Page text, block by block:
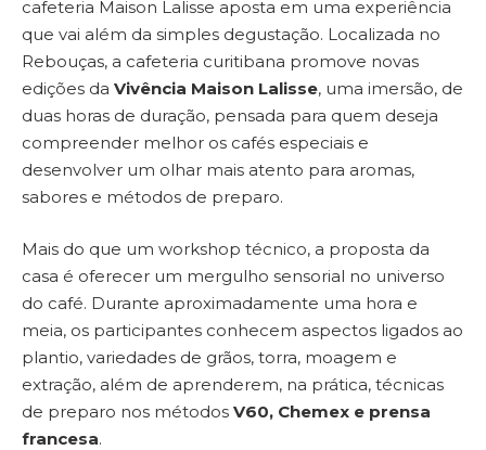
cafeteria Maison Lalisse aposta em uma experiência
que vai além da simples degustação. Localizada no
Rebouças, a cafeteria curitibana promove novas
edições da Vivência Maison Lalisse, uma imersão, de
duas horas de duração, pensada para quem deseja
compreender melhor os cafés especiais e
desenvolver um olhar mais atento para aromas,
sabores e métodos de preparo.
Mais do que um workshop técnico, a proposta da
casa é oferecer um mergulho sensorial no universo
do café. Durante aproximadamente uma hora e
meia, os participantes conhecem aspectos ligados ao
plantio, variedades de grãos, torra, moagem e
extração, além de aprenderem, na prática, técnicas
de preparo nos métodos V60, Chemex e prensa
francesa.